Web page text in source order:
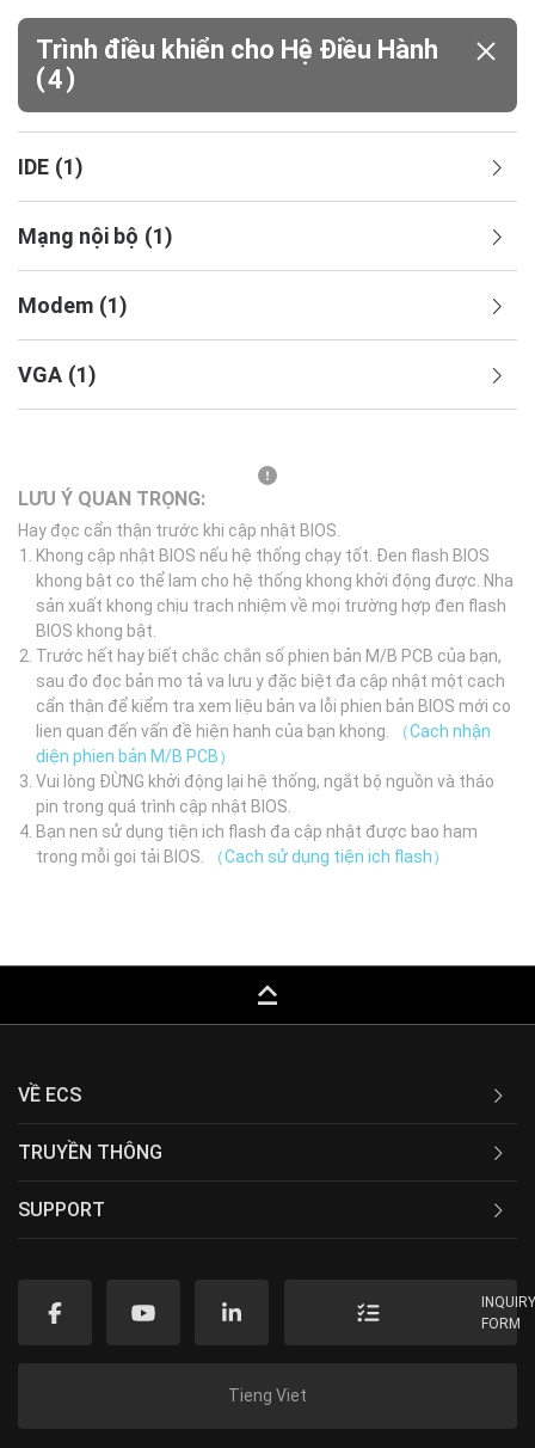
Trình điều khiển cho Hệ Điều Hành
(4)
IDE (1)
Mạng nội bộ (1)
Modem (1)
VGA (1)
LƯU Ý QUAN TRỌNG:
Hay đọc cẩn thận trước khi cập nhật BIOS.
Khong cập nhật BIOS nếu hệ thống chạy tốt. Đen flash BIOS
khong bật co thể lam cho hệ thống khong khởi động được. Nha
sản xuất khong chịu trach nhiệm về mọi trường hợp đen flash
BIOS khong bật.
Trước hết hay biết chắc chắn số phien bản M/B PCB của bạn,
sau đo đọc bản mo tả va lưu y đặc biệt đa cập nhật một cach
cẩn thận để kiểm tra xem liệu bản va lỗi phien bản BIOS mới co
lien quan đến vấn đề hiện hanh của bạn khong.
（Cach nhận
diện phien bản M/B PCB）
Vui lòng ĐỪNG khởi động lại hệ thống, ngắt bộ nguồn và tháo
pin trong quá trình cập nhật BIOS.
Bạn nen sử dụng tiện ich flash đa cập nhật được bao ham
trong mỗi goi tải BIOS.
（Cach sử dụng tiện ich flash）
keyboard_capslock
VỀ ECS
TRUYỀN THÔNG
SUPPORT
FORM
Tieng Viet